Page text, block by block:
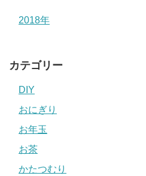
2018年
カテゴリー
DIY
おにぎり
お年玉
お茶
かたつむり